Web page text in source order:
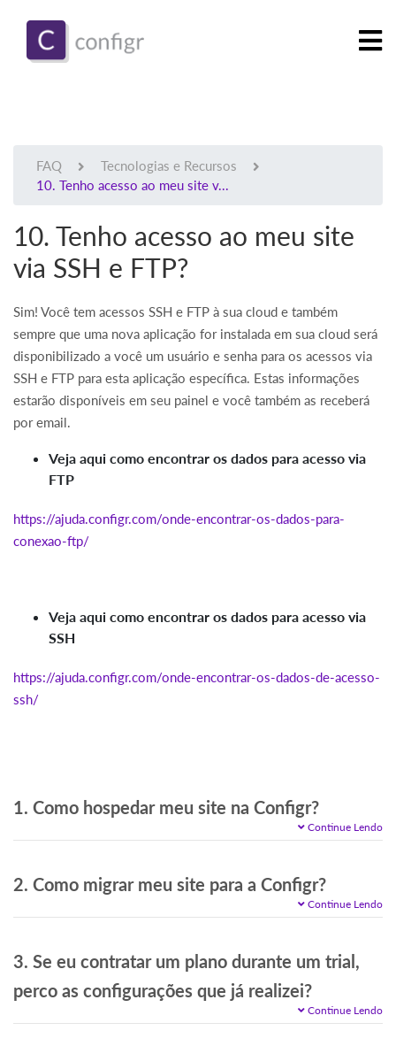
FAQ
Tecnologias e Recursos
10. Tenho acesso ao meu site v...
10. Tenho acesso ao meu site
via SSH e FTP?
Sim! Você tem acessos SSH e FTP à sua cloud e também
sempre que uma nova aplicação for instalada em sua cloud será
disponibilizado a você um usuário e senha para os acessos via
SSH e FTP para esta aplicação específica. Estas informações
estarão disponíveis em seu painel e você também as receberá
por email.
Veja aqui como encontrar os dados para acesso via
FTP
https://ajuda.configr.com/onde-encontrar-os-dados-para-
conexao-ftp/
Veja aqui como encontrar os dados para acesso via
SSH
https://ajuda.configr.com/onde-encontrar-os-dados-de-acesso-
ssh/
1. Como hospedar meu site na Configr?
Continue Lendo
2. Como migrar meu site para a Configr?
Continue Lendo
3. Se eu contratar um plano durante um trial,
perco as configurações que já realizei?
Continue Lendo